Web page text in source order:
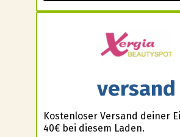
versand
Kostenloser Versand deiner
40€ bei diesem Laden.